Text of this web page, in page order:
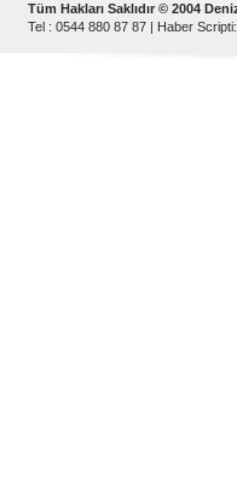
Tüm Hakları Saklıdır © 2004
Tel : 0544 880 87 87 | Haber Scripti: